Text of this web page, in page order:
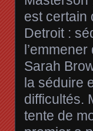
est certain
Detroit :
Sarah
la séduire
difficultés.
tente de